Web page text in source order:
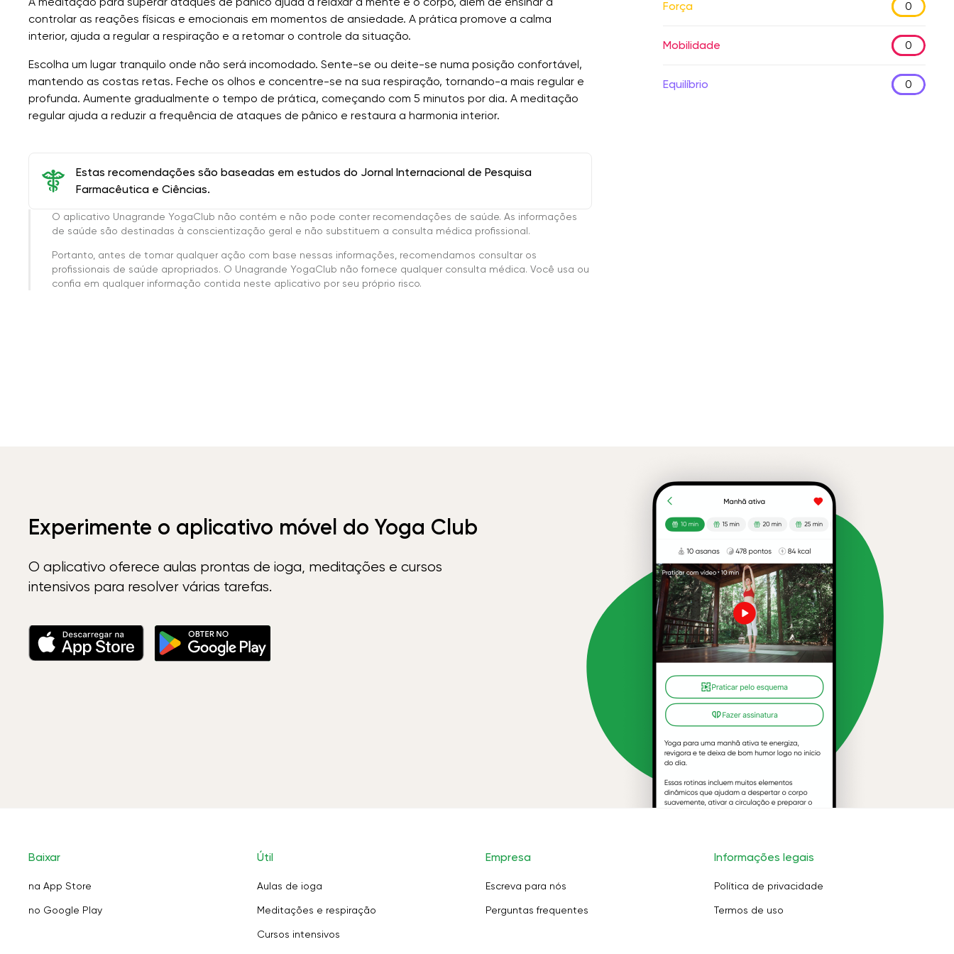
controlar as reações físicas e emocionais em momentos de ansiedade. A prática promove a calma
interior, ajuda a regular a respiração e a retomar o controle da situação.
Escolha um lugar tranquilo onde não será incomodado. Sente-se ou deite-se numa posição confortável,
mantendo as costas retas. Feche os olhos e concentre-se na sua respiração, tornando-a mais regular e
profunda. Aumente gradualmente o tempo de prática, começando com 5 minutos por dia. A meditação
regular ajuda a reduzir a frequência de ataques de pânico e restaura a harmonia interior.
Estas recomendações são baseadas em estudos do Jornal Internacional de Pesquisa
Farmacêutica e Ciências.
O aplicativo Unagrande YogaClub não contém e não pode conter recomendações de saúde. As informações
de saúde são destinadas à conscientização geral e não substituem a consulta médica profissional.
Portanto, antes de tomar qualquer ação com base nessas informações, recomendamos consultar os
profissionais de saúde apropriados. O Unagrande YogaClub não fornece qualquer consulta médica. Você usa ou
confia em qualquer informação contida neste aplicativo por seu próprio risco.
Força 0
Mobilidade 0
Equilíbrio 0
Experimente o aplicativo móvel do Yoga Club
O aplicativo oferece aulas prontas de ioga, meditações e cursos
intensivos para resolver várias tarefas.
Baixar
na App Store
no Google Play
Útil
Aulas de ioga
Meditações e respiração
Cursos intensivos
Empresa
Escreva para nós
Perguntas frequentes
Informações legais
Política de privacidade
Termos de uso